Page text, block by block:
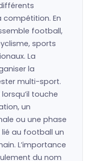
compétition. En
football,
sports
La
la
multi-sport.
touche
un
ou une phase
au football un
L’importance
du nom